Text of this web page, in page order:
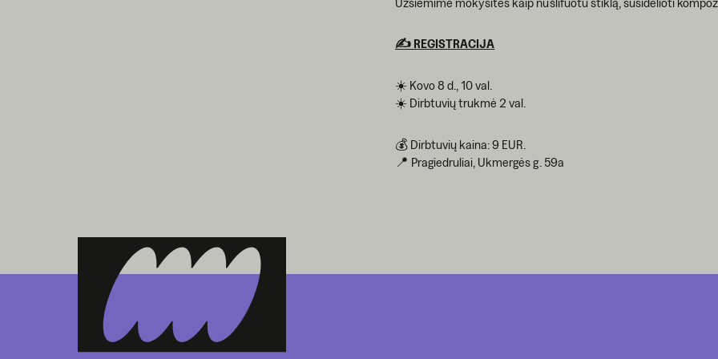
✍️ REGISTRACIJA
☀️ Kovo 8 d., 10 val.
☀️ Dirbtuvių trukmė 2 val.
💰 Dirbtuvių kaina: 9 EUR.
📍 Pragiedruliai, Ukmergės g. 59a